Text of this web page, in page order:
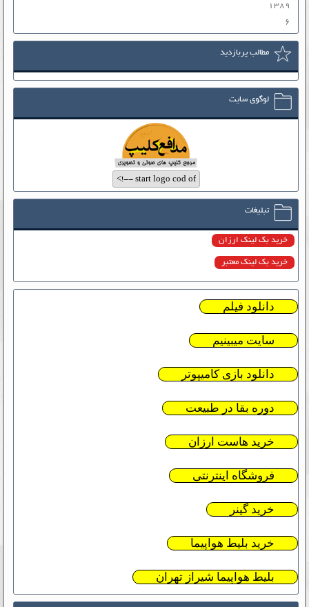
۱۳۸۹
۶
مطالب پربازدید
لوگوی سایت
تبلیغات
خرید بک لینک ارزان
خرید بک لینک معتبر
دانلود فیلم
سایت میبینیم
دانلود بازی کامیپوتر
دوره بقا در طبیعت
خرید هاست ارزان
فروشگاه اینترنتی
خرید گینر
خرید بلیط هواپیما
بلیط هواپیما شیراز تهران